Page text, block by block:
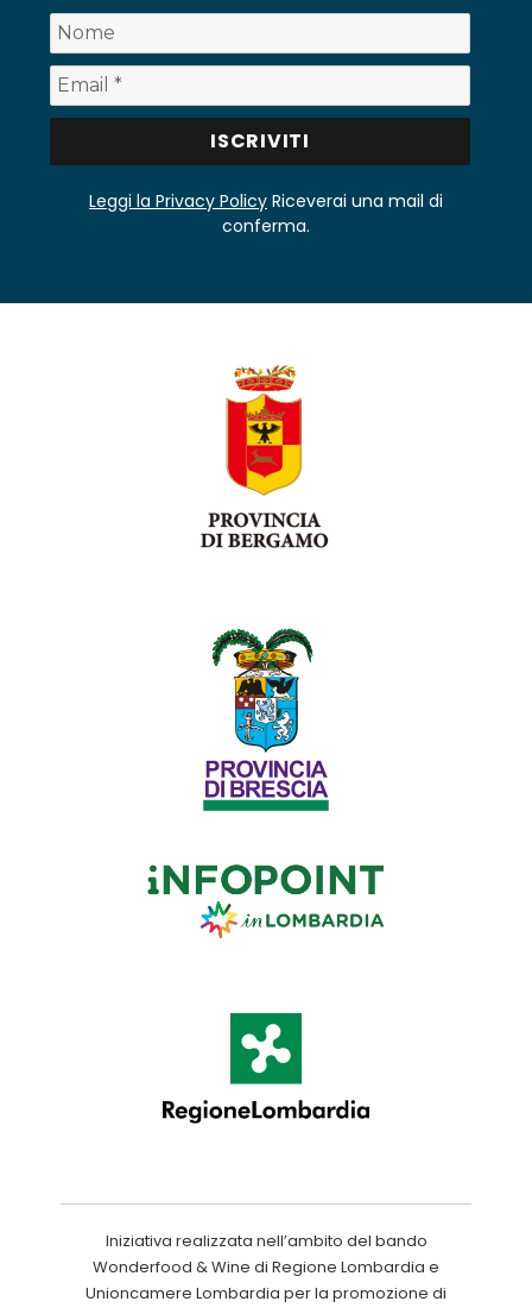
Leggi la Privacy Policy Riceverai una mail di
conferma.
Iniziativa realizzata nell’ambito del bando
Wonderfood & Wine di Regione Lombardia e
Unioncamere Lombardia per la promozione di